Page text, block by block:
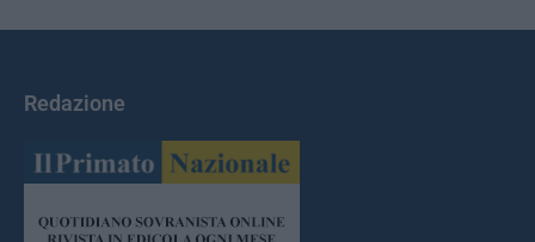
Redazione